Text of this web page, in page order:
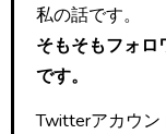
私の話です。
そもそもフォロ
です。
Twitterアカウン